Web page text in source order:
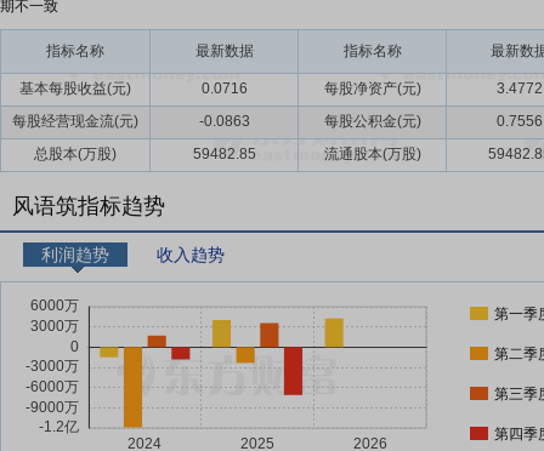
期不一致
指标名称 最新数据 指标名称 最新数
基本每股收益(元) 0.0716 每股净资产(元)
3.4772
每股经营现金流(元)
-0.0863 每股公积金(元)
0.7556
总股本(万股)
59482.85 流通股本(万股)
风语筑指标趋势
利润趋势 收入趋势
第一季
第二季
第三季
第四季